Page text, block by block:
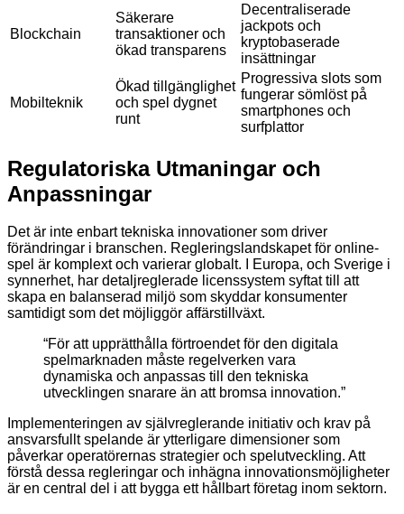
Blockchain
Säkerare
transaktioner och
ökad transparens
Decentraliserade
jackpots och
kryptobaserade
insättningar
Mobilteknik
Ökad tillgänglighet
och spel dygnet
runt
Progressiva slots som
fungerar sömlöst på
smartphones och
surfplattor
Regulatoriska Utmaningar och
Anpassningar
Det är inte enbart tekniska innovationer som driver
förändringar i branschen. Regleringslandskapet för online-
spel är komplext och varierar globalt. I Europa, och Sverige i
synnerhet, har detaljreglerade licenssystem syftat till att
skapa en balanserad miljö som skyddar konsumenter
samtidigt som det möjliggör affärstillväxt.
“För att upprätthålla förtroendet för den digitala
spelmarknaden måste regelverken vara
dynamiska och anpassas till den tekniska
utvecklingen snarare än att bromsa innovation.”
Implementeringen av självreglerande initiativ och krav på
ansvarsfullt spelande är ytterligare dimensioner som
påverkar operatörernas strategier och spelutveckling. Att
förstå dessa regleringar och inhägna innovationsmöjligheter
är en central del i att bygga ett hållbart företag inom sektorn.